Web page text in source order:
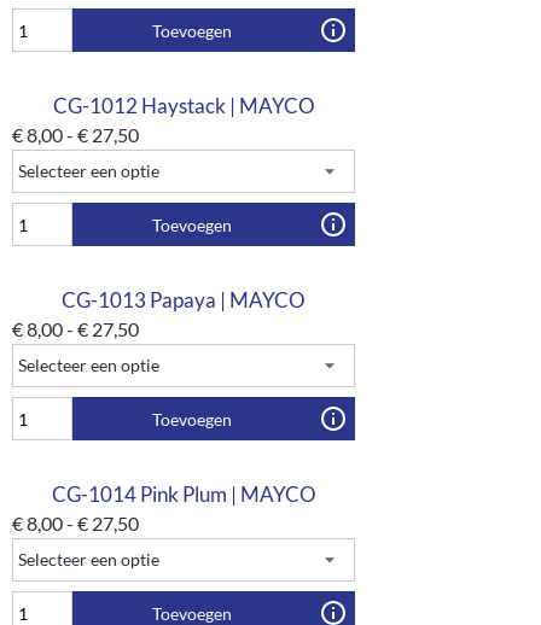
Toevoegen
CG-1012 Haystack | MAYCO
€8,00- € 27,50
Toevoegen
CG-1013 Papaya | MAYCO
€8,00- € 27,50
Toevoegen
CG-1014 Pink Plum | MAYCO
€8,00- € 27,50
Toevoegen